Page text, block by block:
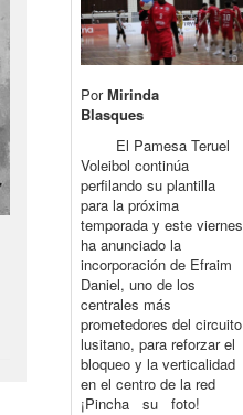
PorMirinda
Blasques
El Pamesa Teruel
Voleibol continúa
perfilando su plantilla
para la próxima
temporada y este viernes
ha anunciado la
incorporación de Efraim
Daniel, uno de los
centrales más
prometedores del circuito
lusitano, para reforzar el
bloqueo y la verticalidad
en el centro de la red
¡Pincha su foto!